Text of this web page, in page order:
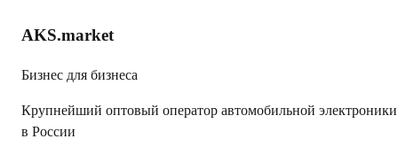
AKS.market
Бизнес для бизнеса
Крупнейший оптовый оператор автомобильной электроники
в России